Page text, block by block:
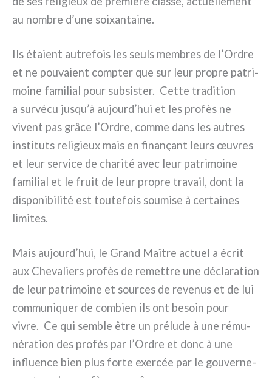
au nom­bre d’une soi­xan­tai­ne.
Ils éta­ient autre­fois les seuls mem­bres de l’Ordre
et ne pou­va­ient comp­ter que sur leur pro­pre patri­
moi­ne fami­lial pour sub­si­ster. Cette tra­di­tion
a sur­vé­cu jusqu’à aujourd’hui et les pro­fès ne
vivent pas grâ­ce l’Ordre, com­me dans les autres
insti­tu­ts reli­gieux mais en fina­nçant leurs œuvres
et leur ser­vi­ce de cha­ri­té avec leur patri­moi­ne
fami­lial et le fruit de leur pro­pre tra­vail, dont la
dispo­ni­bi­li­té est tou­te­fois sou­mi­se à cer­tai­nes
limi­tes.
Mais aujourd’hui, le Grand Maître actuel a écrit
aux Chevaliers pro­fès de remet­tre une décla­ra­tion
de leur patri­moi­ne et sour­ces de reve­nus et de lui
com­mu­ni­quer de com­bien ils ont besoin pour
vivre. Ce qui sem­ble être un pré­lu­de à une rému­
né­ra­tion des pro­fès par l’Ordre et donc à une
influen­ce bien plus for­te exer­cée par le gou­ver­ne­